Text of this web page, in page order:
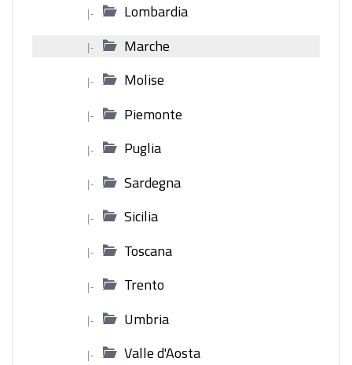
|- Lombardia
|- Marche
|- Molise
|- Piemonte
|- Puglia
|- Sardegna
|- Sicilia
|- Toscana
|- Trento
|- Umbria
|- Valle d'Aosta